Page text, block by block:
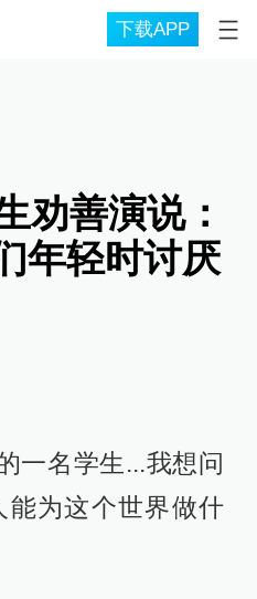
下载APP
劝善演说：
年轻时讨厌
名学生...我想问
能为这个世界做什